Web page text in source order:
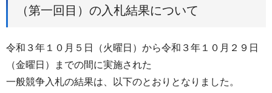
（第一回目）の入札結果について
令和３年１０月５日（火曜日）から令和３年１０月２９日
（金曜日）までの間に実施された
一般競争入札の結果は、以下のとおりとなりました。